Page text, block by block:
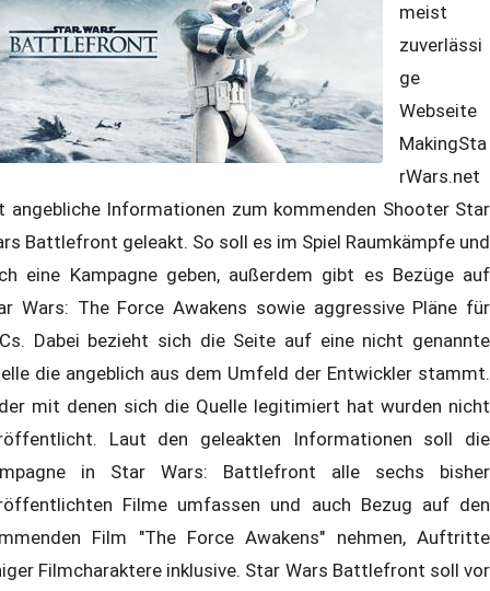
meist
zuverlässi
ge
Webseite
MakingSta
rWars.net
angebliche Informationen zum kommenden Shooter Star
Battlefront geleakt. So soll es im Spiel Raumkämpfe und
eine Kampagne geben, außerdem gibt es Bezüge auf
Wars: The Force Awakens sowie aggressive Pläne für
Dabei bezieht sich die Seite auf eine nicht genannte
die angeblich aus dem Umfeld der Entwickler stammt.
mit denen sich die Quelle legitimiert hat wurden nicht
Laut den geleakten Informationen soll die
in Star Wars: Battlefront alle sechs bisher
Filme umfassen und auch Bezug auf den
Film "The Force Awakens" nehmen, Auftritte
Filmcharaktere inklusive. Star Wars Battlefront soll vor